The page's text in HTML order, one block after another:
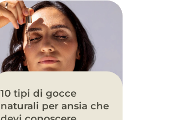
10 tipi di gocce
naturali per ansia che